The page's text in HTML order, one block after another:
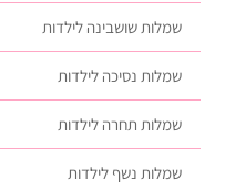
שמלות שושבינה לילדות
שמלות נסיכה לילדות
שמלות תחרה לילדות
שמלות נשף לילדות